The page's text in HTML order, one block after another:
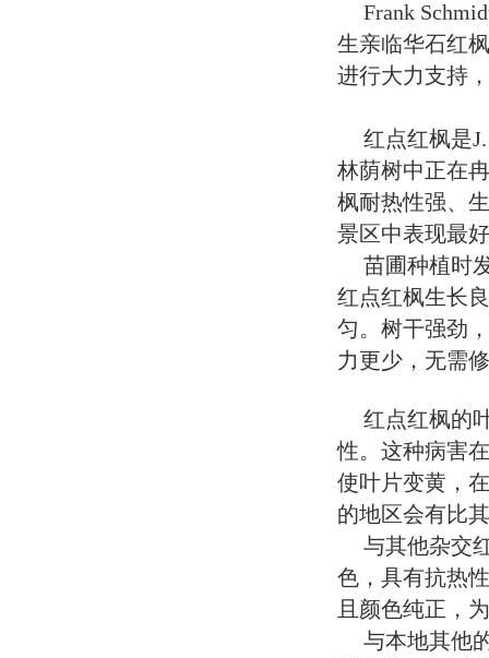
Frank
生亲临华石红
进行大力支持
红点红枫是
林荫树中正在
枫耐热性强、
景区中表现最
苗圃种植时
红点红枫生长
匀。树干强劲
力更少，无需
红点红枫的
性。这种病害
使叶片变黄，
的地区会有比
与其他杂交
色，具有抗热
且颜色纯正，
与本地其他